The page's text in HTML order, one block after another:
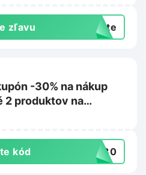
zľavu exte
-30% na nákup
2 produktov na
kód VE30